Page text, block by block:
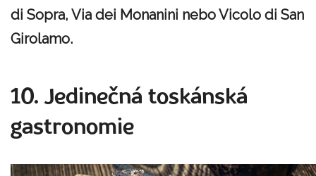
di Sopra, Via dei Monanini nebo Vicolo di San
Girolamo.
10. Jedinečná toskánská
gastronomie